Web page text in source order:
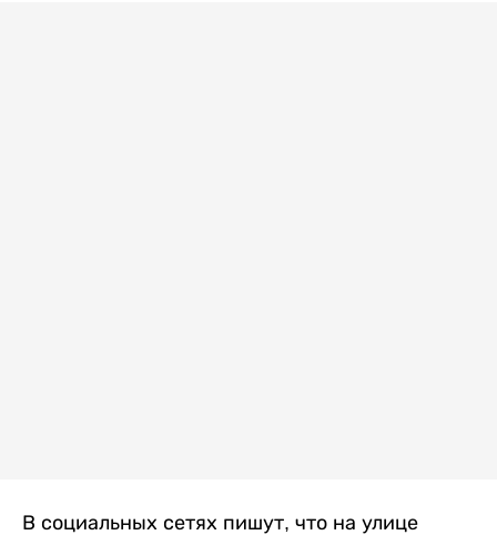
В социальных сетях пишут, что на улице